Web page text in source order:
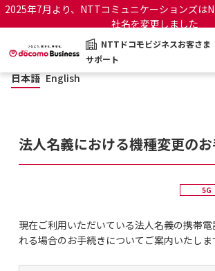
2025年7月より、NTTコミュニケーションズは
社名を変更しました
NTTドコモビジネスお客さま
サポート
NTTドコモビジネスお客さまサポート 日
サポートトップ
履歴・お気に入り
OCNのお客さまはこちら 工事・
日本語 English
法人名義における機種変更の
5G
現在ご利用いただいている法人名義の携帯
れる場合のお手続きについてご案内いたしま